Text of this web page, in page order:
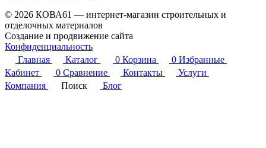
© 2026 КОВА61 — интернет-магазин строительных и
отделочных материалов
Создание и продвижение сайта
Конфиденциальность
Главная
Каталог 0 Корзина 0 Избранные
Кабинет
0 Сравнение Контакты
Услуги
Компания
Поиск Блог